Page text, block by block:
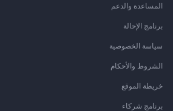
المساعدة والدعم
برنامج الإحالة
سياسة الخصوصية
الشروط والأحكام
خريطة الموقع
برنامج شركاء